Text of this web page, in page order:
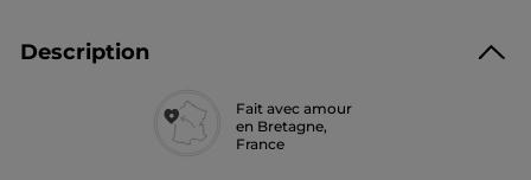
Description
Fait avec amour
en Bretagne,
France